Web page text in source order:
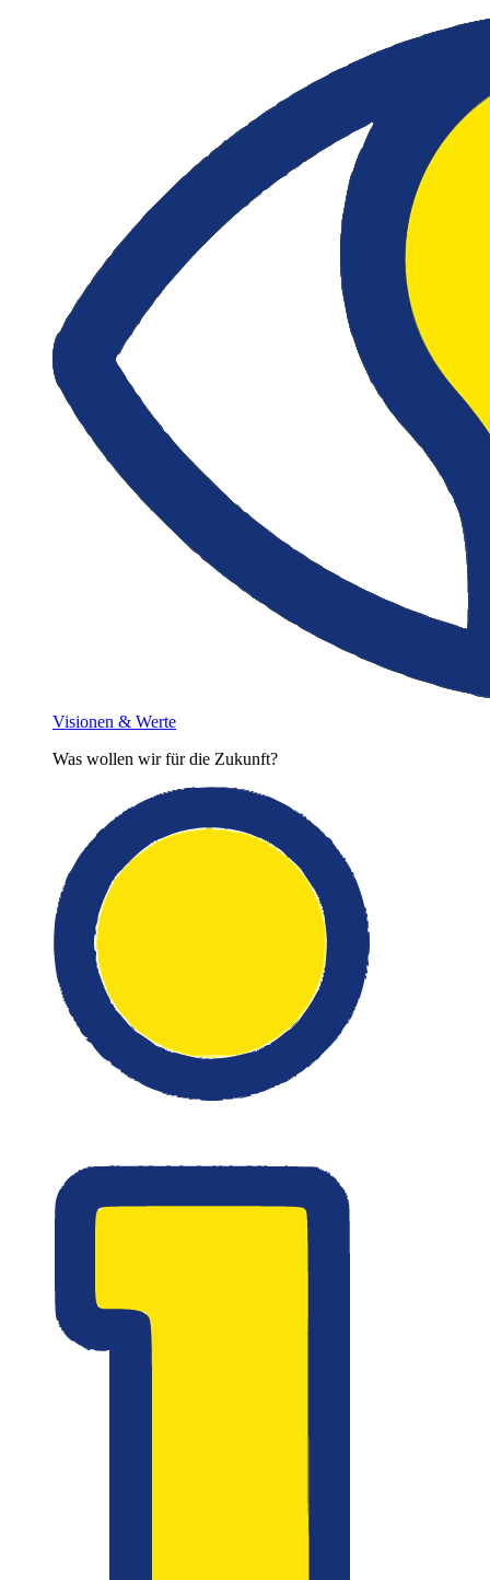
Visionen & Werte
Was wollen wir für die Zukunft?